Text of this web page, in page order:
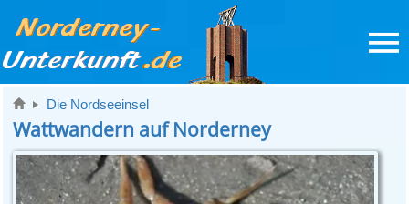
Die Nordseeinsel
Wattwandern auf Norderney